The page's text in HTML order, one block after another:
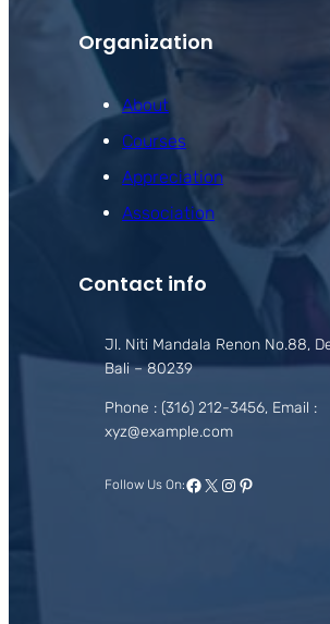
Organization
About
Courses
Appreciation
Association
Contact info
Jl. Niti Mandala Renon No.88,
Bali – 80239
Phone : (316) 212-3456, Email :
xyz@example.com
Follow Us On:Facebook
X Instagram
Pinterest